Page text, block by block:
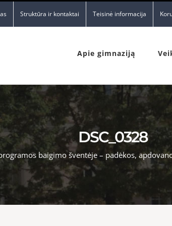
Struktūra ir kontaktai Teisinė informacija
Apie gimnaziją
DSC_0328
baigimo šventėje – padėkos,